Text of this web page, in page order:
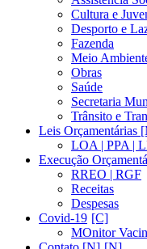
Cultura e
Desporto e
Fazenda
Meio
Obras
Saúde
Secretaria
Trânsito e
Leis Orçamentárias
LOA | PPA |
Execução
RREO | RGF
Receitas
Despesas
Covid-19
MOnitor